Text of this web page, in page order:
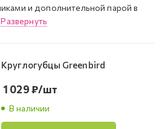
и дополнительной парой в
Развернуть
Круглогубцы Greenbird
В наличии
1 029₽/шт